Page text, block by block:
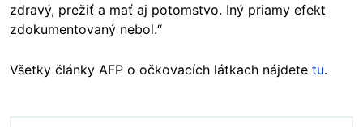
zdravý, prežiť a mať aj potomstvo. Iný priamy efekt
zdokumentovaný nebol.“
Všetky články AFP o očkovacích látkach nájdete tu.